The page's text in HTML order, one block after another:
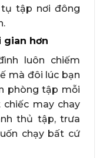
tập nơi đông
gian hơn
luôn chiếm
mà đôi lúc bạn
phòng tập mỗi
chiếc may chay
thủ tập, trưa
chạy bất cứ